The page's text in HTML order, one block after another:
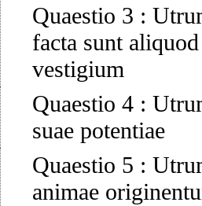
Quaestio 3 :
facta sunt
vestigium
Quaestio 4 :
suae potentiae
Quaestio 5 :
animae